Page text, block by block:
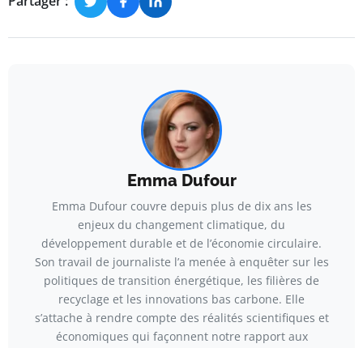
Emma Dufour
Emma Dufour couvre depuis plus de dix ans les
enjeux du changement climatique, du
développement durable et de l’économie circulaire.
Son travail de journaliste l’a menée à enquêter sur les
politiques de transition énergétique, les filières de
recyclage et les innovations bas carbone. Elle
s’attache à rendre compte des réalités scientifiques et
économiques qui façonnent notre rapport aux